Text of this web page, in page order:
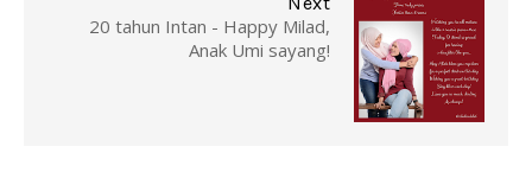
20 tahun Intan - Happy Milad,
Anak Umi sayang!